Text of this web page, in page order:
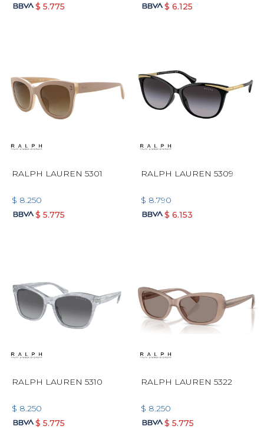
$ 5.775
$ 6.125
RALPH LAUREN 5301
$ 8.250
$ 5.775
RALPH LAUREN 5309
$ 8.790
$ 6.153
RALPH LAUREN 5310
$ 8.250
$ 5.775
RALPH LAUREN 5322
$ 8.250
$ 5.775